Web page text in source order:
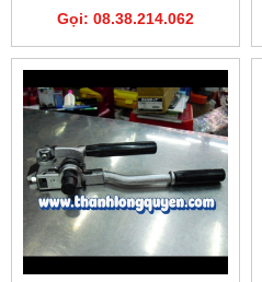
Gọi: 08.38.214.062